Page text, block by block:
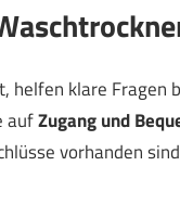
helfen klare Fragen
aufZugang und
vorhanden